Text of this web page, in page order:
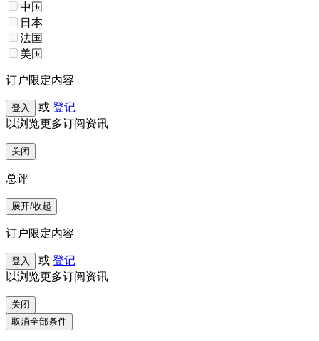
中国
日本
法国
美国
订户限定内容
登入 或 登记
以浏览更多订阅资讯
关闭
总评
展开/收起
订户限定内容
登入 或 登记
以浏览更多订阅资讯
关闭
取消全部条件